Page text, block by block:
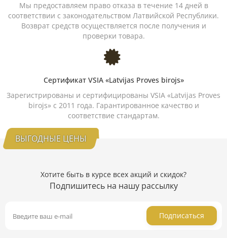
Мы предоставляем право отказа в течение 14 дней в
соответствии с законодательством Латвийской Республики.
Возврат средств осуществляется после получения и
проверки товара.
Сертификат VSIA «Latvijas Proves birojs»
Зарегистрированы и сертифицированы VSIA «Latvijas Proves
birojs» с 2011 года. Гарантированное качество и
соответствие стандартам.
ВЫГОДНЫЕ ЦЕНЫ
Хотите быть в курсе всех акций и скидок?
Подпишитесь на нашу рассылку
Подписаться